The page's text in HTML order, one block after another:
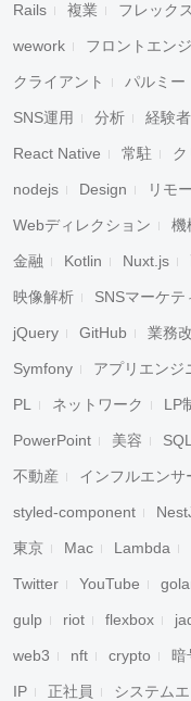
Rails 複業 フレックス
wework フロントエン
クライアント パルミー
SNS運用 分析 経験者
React Native 常駐
nodejs Design リモ
Webディレクション 機
金融 Kotlin Nuxt.js
映像解析 SNSマーケテ
jQuery GitHub 業務
Symfony アプリエンジ
PL ネットワーク LP
PowerPoint 美容 SQL
不動産 インフルエンサ
styled-component
東京 Mac Lambda
Twitter YouTube
gulp riot flexbox
web3 nft crypto 暗
IP 正社員 システム